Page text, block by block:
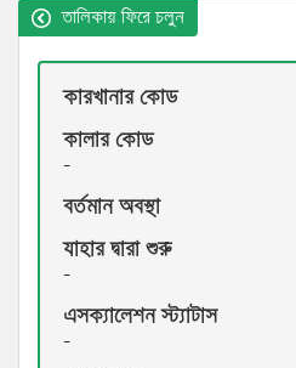
তালিকায় ফিরে চলুন
কারখানার কোড
কালার কোড
-
বর্তমান অবস্থা
যাহার দ্বারা শুরু
-
এসক্যালেশন স্ট্যাটাস
-